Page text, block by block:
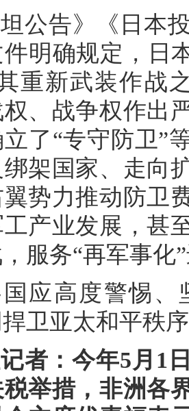
坦公告》《日本
明确规定，日
重新武装作战
、战争权作出
了“专守防卫”
架国家、走向
势力推动防卫
产业发展，甚
服务“再军事化
应高度警惕、
卫亚太和平秩
者：今年5月1
举措，非洲各